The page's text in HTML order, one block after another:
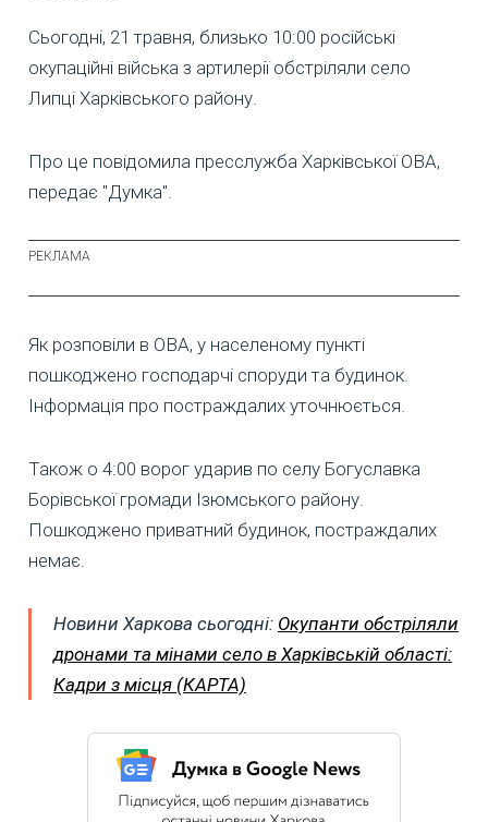
Сьогодні, 21 травня, близько 10:00 російські
окупаційні війська з артилерії обстріляли село
Липці Харківського району.
Про це повідомила пресслужба Харківської ОВА,
передає "Думка".
Як розповіли в ОВА, у населеному пункті
пошкоджено господарчі споруди та будинок.
Інформація про постраждалих уточнюється.
Також о 4:00 ворог ударив по селу Богуславка
Борівської громади Ізюмського району.
Пошкоджено приватний будинок, постраждалих
немає.
Новини Харкова сьогодні: Окупанти обстріляли
дронами та мінами село в Харківській області:
Кадри з місця (КАРТА)